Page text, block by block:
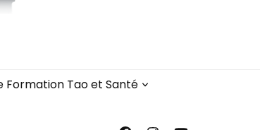
Formation Tao et Santé